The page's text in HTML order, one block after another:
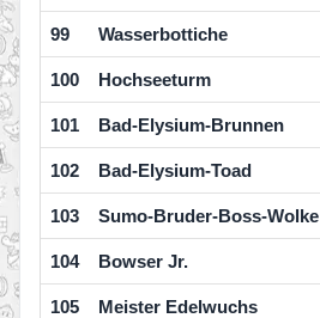
99 Wasserbottiche
100 Hochseeturm
101 Bad-Elysium-Brunnen
102 Bad-Elysium-Toad
103 Sumo-Bruder-Boss-Wolke
104 Bowser Jr.
105 Meister Edelwuchs